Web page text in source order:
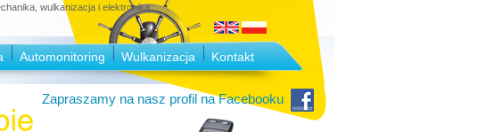
wulkanizacja i elektronika.
Automonitoring Wulkanizacja Kontakt
Zapraszamy na nasz profil na Facebooku